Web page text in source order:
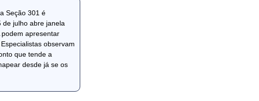
a Seção 301 é
de julho abre janela
apresentar
observam
que tende a
desde já se os